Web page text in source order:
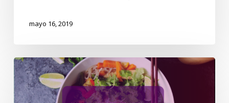
mayo 16, 2019